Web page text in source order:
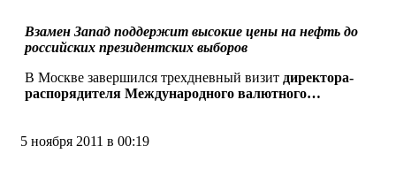
Взамен Запад поддержит высокие цены на нефть до
российских президентских выборов
В Москве завершился трехдневный визит директора-
распорядителя Международного валютного…
5 ноября 2011 в 00:19